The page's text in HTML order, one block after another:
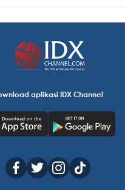
aplikasi IDX Channel